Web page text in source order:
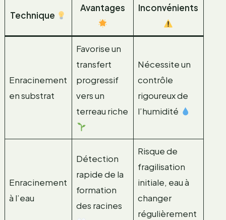
Technique
Avantages Inconvénients
Enracinement
en substrat
Favorise un
transfert
progressif
vers un
terreau riche
Nécessite un
contrôle
rigoureux de
l’humidité
Enracinement
à l’eau
Détection
rapide de la
formation
des racines
Risque de
fragilisation
initiale, eau à
changer
régulièrement